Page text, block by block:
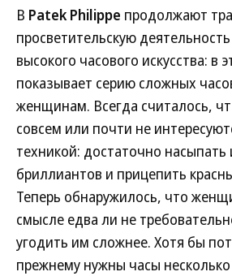
В Patek Philippe продолжают
просветительскую
высокого часового искусства: в
показывает серию сложных
женщинам. Всегда считалось,
совсем или почти не
техникой: достаточно
бриллиантов и прицепить
Теперь обнаружилось, что
смысле едва ли не
угодить им сложнее. Хотя бы
прежнему нужны часы